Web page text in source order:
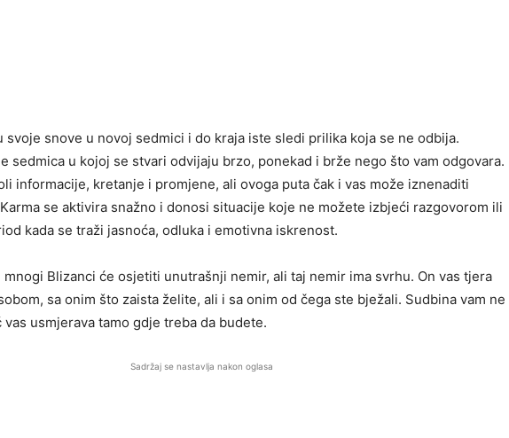
svoje snove u novoj sedmici i do kraja iste sledi prilika koja se ne odbija.
sedmica u kojoj se stvari odvijaju brzo, ponekad i brže nego što vam odgovara.
informacije, kretanje i promjene, ali ovoga puta čak i vas može iznenaditi
se aktivira snažno i donosi situacije koje ne možete izbjeći razgovorom ili
kada se traži jasnoća, odluka i emotivna iskrenost.
mnogi Blizanci će osjetiti unutrašnji nemir, ali taj nemir ima svrhu. On vas tjera
sa onim što zaista želite, ali i sa onim od čega ste bježali. Sudbina vam ne
vas usmjerava tamo gdje treba da budete.
Sadržaj se nastavlja nakon oglasa